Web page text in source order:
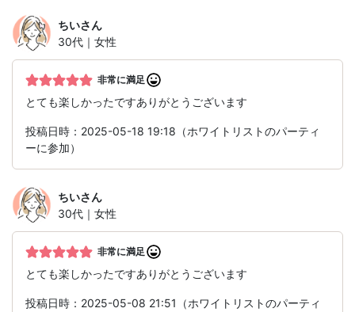
ちいさん
30代｜女性
非常に満足
とても楽しかったですありがとうございます
投稿日時：2025-05-18 19:18（ホワイトリストのパーティ
ーに参加）
ちいさん
30代｜女性
非常に満足
とても楽しかったですありがとうございます
投稿日時：2025-05-08 21:51（ホワイトリストのパーティ